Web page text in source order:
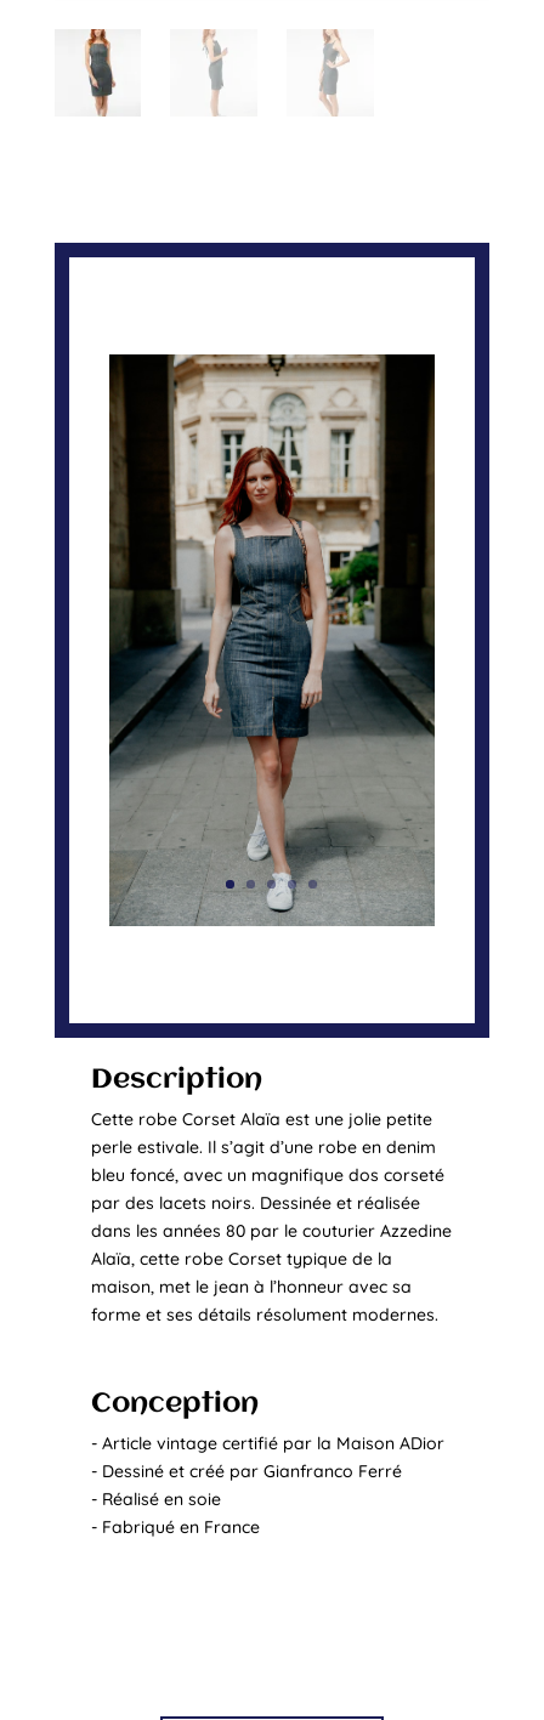
Description
Cette robe Corset Alaïa est une jolie petite
perle estivale. Il s’agit d’une robe en denim
bleu foncé, avec un magnifique dos corseté
par des lacets noirs. Dessinée et réalisée
dans les années 80 par le couturier Azzedine
Alaïa, cette robe Corset typique de la
maison, met le jean à l’honneur avec sa
forme et ses détails résolument modernes.
Conception
- Article vintage certifié par la Maison ADior
- Dessiné et créé par Gianfranco Ferré
- Réalisé en soie
- Fabriqué en France